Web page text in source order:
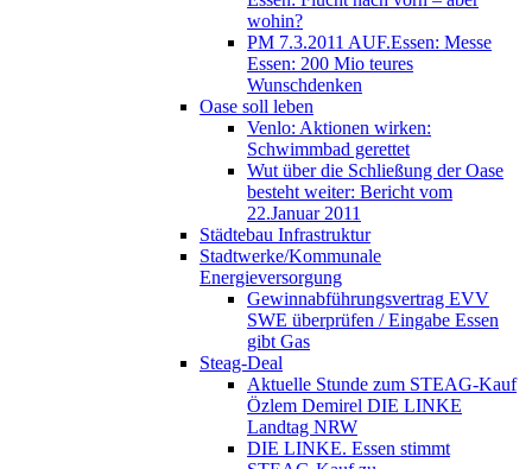
wohin?
PM 7.3.2011 AUF.Essen: Messe
Essen: 200 Mio teures
Wunschdenken
Oase soll leben
Venlo: Aktionen wirken:
Schwimmbad gerettet
Wut über die Schließung der Oase
besteht weiter: Bericht vom
22.Januar 2011
Städtebau Infrastruktur
Stadtwerke/Kommunale
Energieversorgung
Gewinnabführungsvertrag EVV
SWE überprüfen / Eingabe Essen
gibt Gas
Steag-Deal
Aktuelle Stunde zum STEAG-Kauf
Özlem Demirel DIE LINKE
Landtag NRW
DIE LINKE. Essen stimmt